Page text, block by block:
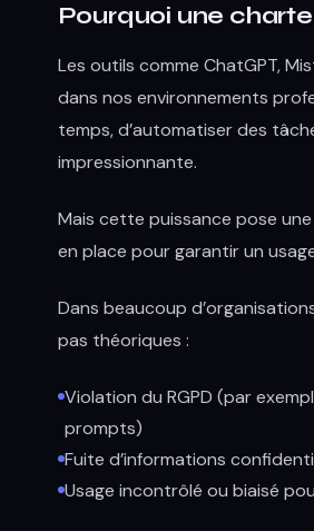
Pourquoi une
Les outils comme ChatGPT,
dans nos environnements
temps, d’automatiser des
impressionnante.
Mais cette puissance pose
en place pour garantir un
Dans beaucoup
pas théoriques :
Violation du RGPD (par
prompts)
Fuite d’informations
Usage incontrôlé ou biaisé